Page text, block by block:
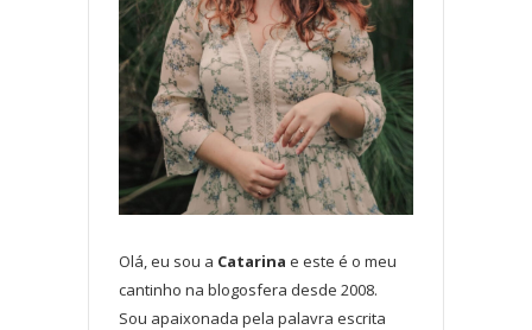
Olá, eu sou a Catarina e este é o meu
cantinho na blogosfera desde 2008.
Sou apaixonada pela palavra escrita